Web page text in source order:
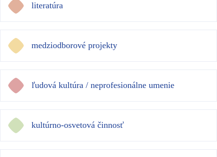
literatúra
medziodborové projekty
ľudová kultúra / neprofesionálne umenie
kultúrno-osvetová činnosť